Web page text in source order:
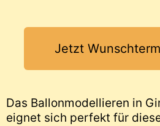
Jetzt
Das Ballonmodellieren in
eignet sich perfekt für